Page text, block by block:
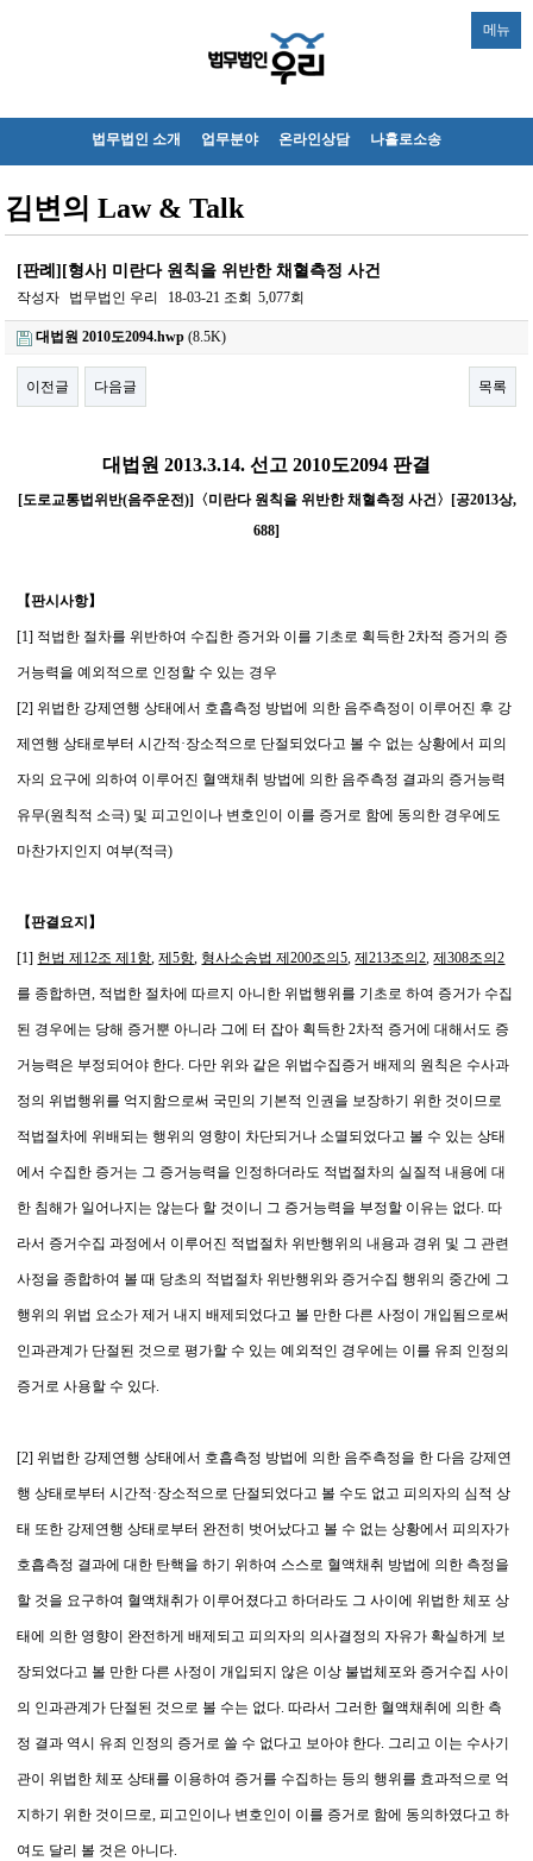
메뉴
법무법인 소개 업무분야 온라인상담 나홀로소송
김변의 Law & Talk
[판례][형사] 미란다 원칙을 위반한 채혈측정 사건
작성자 법무법인 우리 18-03-21 조회 5,077회
대법원 2010도2094.hwp (8.5K)
이전글 다음글 목록
대법원 2013.3.14. 선고 2010도2094 판결
[도로교통법위반(음주운전)]〈미란다 원칙을 위반한 채혈측정 사건〉[공2013상,
688]
【판시사항】
[1] 적법한 절차를 위반하여 수집한 증거와 이를 기초로 획득한 2차적 증거의 증
거능력을 예외적으로 인정할 수 있는 경우
[2] 위법한 강제연행 상태에서 호흡측정 방법에 의한 음주측정이 이루어진 후 강
제연행 상태로부터 시간적·장소적으로 단절되었다고 볼 수 없는 상황에서 피의
자의 요구에 의하여 이루어진 혈액채취 방법에 의한 음주측정 결과의 증거능력
유무(원칙적 소극) 및 피고인이나 변호인이 이를 증거로 함에 동의한 경우에도
마찬가지인지 여부(적극)
【판결요지】
[1] 헌법 제12조 제1항,제5항, 형사소송법 제200조의5,제213조의2,제308조의2
를 종합하면, 적법한 절차에 따르지 아니한 위법행위를 기초로 하여 증거가 수집
된 경우에는 당해 증거뿐 아니라 그에 터 잡아 획득한 2차적 증거에 대해서도 증
거능력은 부정되어야 한다. 다만 위와 같은 위법수집증거 배제의 원칙은 수사과
정의 위법행위를 억지함으로써 국민의 기본적 인권을 보장하기 위한 것이므로
적법절차에 위배되는 행위의 영향이 차단되거나 소멸되었다고 볼 수 있는 상태
에서 수집한 증거는 그 증거능력을 인정하더라도 적법절차의 실질적 내용에 대
한 침해가 일어나지는 않는다 할 것이니 그 증거능력을 부정할 이유는 없다. 따
라서 증거수집 과정에서 이루어진 적법절차 위반행위의 내용과 경위 및 그 관련
사정을 종합하여 볼 때 당초의 적법절차 위반행위와 증거수집 행위의 중간에 그
행위의 위법 요소가 제거 내지 배제되었다고 볼 만한 다른 사정이 개입됨으로써
인과관계가 단절된 것으로 평가할 수 있는 예외적인 경우에는 이를 유죄 인정의
증거로 사용할 수 있다.
[2] 위법한 강제연행 상태에서 호흡측정 방법에 의한 음주측정을 한 다음 강제연
행 상태로부터 시간적·장소적으로 단절되었다고 볼 수도 없고 피의자의 심적 상
태 또한 강제연행 상태로부터 완전히 벗어났다고 볼 수 없는 상황에서 피의자가
호흡측정 결과에 대한 탄핵을 하기 위하여 스스로 혈액채취 방법에 의한 측정을
할 것을 요구하여 혈액채취가 이루어졌다고 하더라도 그 사이에 위법한 체포 상
태에 의한 영향이 완전하게 배제되고 피의자의 의사결정의 자유가 확실하게 보
장되었다고 볼 만한 다른 사정이 개입되지 않은 이상 불법체포와 증거수집 사이
의 인과관계가 단절된 것으로 볼 수는 없다. 따라서 그러한 혈액채취에 의한 측
정 결과 역시 유죄 인정의 증거로 쓸 수 없다고 보아야 한다. 그리고 이는 수사기
관이 위법한 체포 상태를 이용하여 증거를 수집하는 등의 행위를 효과적으로 억
지하기 위한 것이므로, 피고인이나 변호인이 이를 증거로 함에 동의하였다고 하
여도 달리 볼 것은 아니다.